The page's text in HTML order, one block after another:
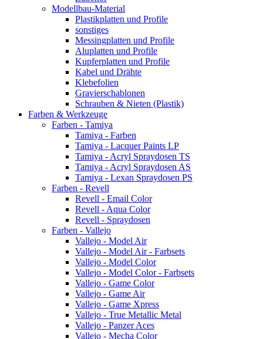
Modellbau-Material
Plastikplatten und Profile
sonstiges
Messingplatten und Profile
Aluplatten und Profile
Kupferplatten und Profile
Kabel und Drähte
Klebefolien
Gravierschablonen
Schrauben & Nieten (Plastik)
Farben & Werkzeuge
Farben - Tamiya
Tamiya - Farben
Tamiya - Lacquer Paints LP
Tamiya - Acryl Spraydosen TS
Tamiya - Acryl Spraydosen AS
Tamiya - Lexan Spraydosen PS
Farben - Revell
Revell - Email Color
Revell - Aqua Color
Revell - Spraydosen
Farben - Vallejo
Vallejo - Model Air
Vallejo - Model Air - Farbsets
Vallejo - Model Color
Vallejo - Model Color - Farbsets
Vallejo - Game Color
Vallejo - Game Air
Vallejo - Game Xpress
Vallejo - True Metallic Metal
Vallejo - Panzer Aces
Vallejo - Mecha Color